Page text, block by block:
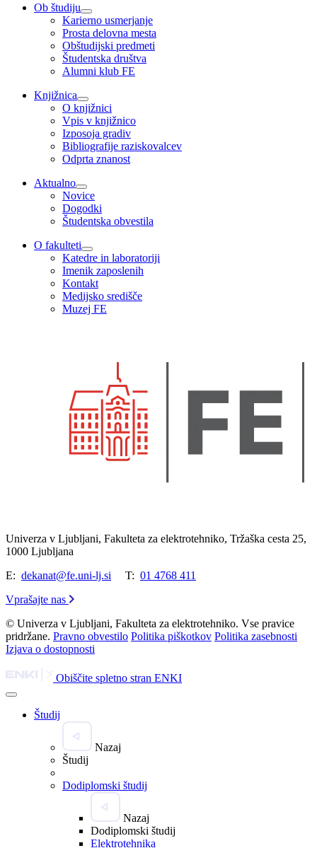
Ob študiju
Karierno usmerjanje
Prosta delovna mesta
Obštudijski predmeti
Študentska društva
Alumni klub FE
Knjižnica
O knjižnici
Vpis v knjižnico
Izposoja gradiv
Bibliografije raziskovalcev
Odprta znanost
Aktualno
Novice
Dogodki
Študentska obvestila
O fakulteti
Katedre in laboratoriji
Imenik zaposlenih
Kontakt
Medijsko središče
Muzej FE
Univerza v Ljubljani, Fakulteta za elektrotehniko, Tržaška cesta 25,
1000 Ljubljana
E: dekanat@fe.uni-lj.si T: 01 4768 411
Vprašajte nas
© Univerza v Ljubljani, Fakulteta za elektrotehniko. Vse pravice
pridržane. Pravno obvestilo Politika piškotkov Politika zasebnosti
Izjava o dostopnosti
Obiščite spletno stran ENKI
Študij
Nazaj
Študij
Dodiplomski študij
Nazaj
Dodiplomski študij
Elektrotehnika